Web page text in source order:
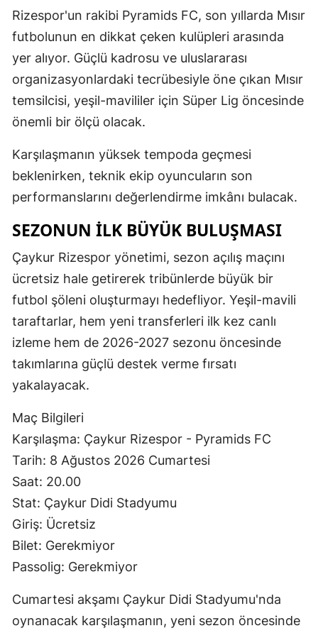
Rizespor'un rakibi Pyramids FC, son yıllarda Mısır
futbolunun en dikkat çeken kulüpleri arasında
yer alıyor. Güçlü kadrosu ve uluslararası
organizasyonlardaki tecrübesiyle öne çıkan Mısır
temsilcisi, yeşil-mavililer için Süper Lig öncesinde
önemli bir ölçü olacak.
Karşılaşmanın yüksek tempoda geçmesi
beklenirken, teknik ekip oyuncuların son
performanslarını değerlendirme imkânı bulacak.
SEZONUN İLK BÜYÜK BULUŞMASI
Çaykur Rizespor yönetimi, sezon açılış maçını
ücretsiz hale getirerek tribünlerde büyük bir
futbol şöleni oluşturmayı hedefliyor. Yeşil-mavili
taraftarlar, hem yeni transferleri ilk kez canlı
izleme hem de 2026-2027 sezonu öncesinde
takımlarına güçlü destek verme fırsatı
yakalayacak.
Maç Bilgileri
Karşılaşma: Çaykur Rizespor - Pyramids FC
Tarih: 8 Ağustos 2026 Cumartesi
Saat: 20.00
Stat: Çaykur Didi Stadyumu
Giriş: Ücretsiz
Bilet: Gerekmiyor
Passolig: Gerekmiyor
Cumartesi akşamı Çaykur Didi Stadyumu'nda
oynanacak karşılaşmanın, yeni sezon öncesinde